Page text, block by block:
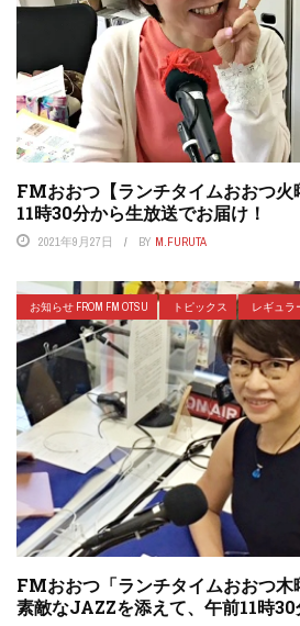
FMおおつ【ランチタイムおおつ火
11時30分から生放送でお届け！
2021年9月27日 BY M.FURUTA
お知らせ FROM FM OTSU トピックス レギュラ
FMおおつ「ランチタイムおおつ木
素敵なJAZZを添えて、午前11時